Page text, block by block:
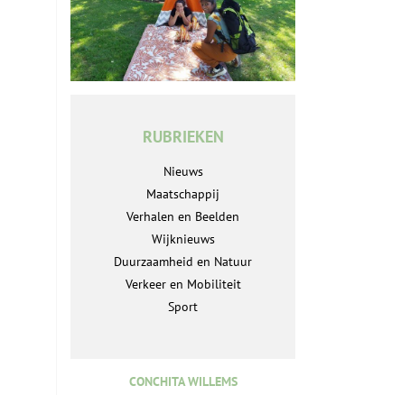
RUBRIEKEN
Nieuws
Maatschappij
Verhalen en Beelden
Wijknieuws
Duurzaamheid en Natuur
Verkeer en Mobiliteit
Sport
CONCHITA WILLEMS